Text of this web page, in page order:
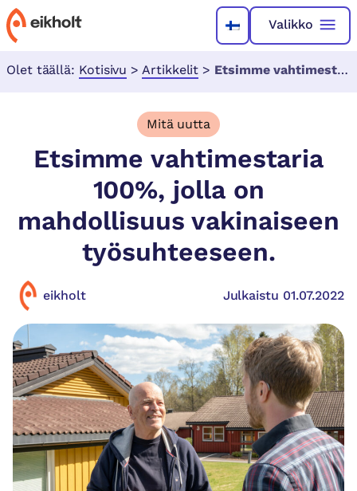
Valikko
Olet täällä: Kotisivu > Artikkelit > Etsimme vahtimestaria 100%, jolla on mahdollisuus vakinaiseen työsuhteeseen.
Mitä uutta
Etsimme vahtimestaria
100%, jolla on
mahdollisuus vakinaiseen
työsuhteeseen.
eikholt Julkaistu 01.07.2022